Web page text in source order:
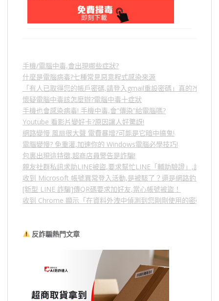
手機/電腦中毒,會出現哪些症狀?
什麼是電腦病毒?七種常見惡意程式感染來源
「有人已取得您的帳戶密碼,請登入gmail重設密碼」真的?假的?5
懷疑電腦中毒該怎麼辦?電腦中毒十症狀
手機也會感染病毒! 手機中毒,會”傳染”給電腦嗎?
Youtube 看影片變好卡?原因讓人好驚訝!
網路變慢 風扇很大聲 電費暴增?可能是它暗中搞鬼!
電腦變慢? 免重灌,加速你的 Windows電腦必學技巧!
包裹出現這特徵,超商店員警告是詐騙!
親友社群私訊求助LINE被盜,要求幫忙LINE「輔助驗證」,詐騙
收到 Microsoft 帳號異常登入活動,是被駭了？還是網路釣魚？
[新型 LINE 詐騙]傳QR碼要求加好友,當心帳號被盜！
收到 Chrome 顯示「在資料外洩中偵測到您剛剛使用的密碼」
反詐騙熱門文章